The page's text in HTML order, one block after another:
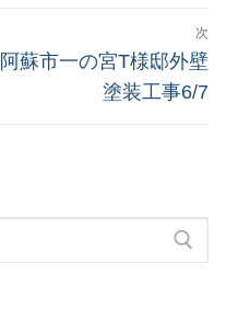
次
次
阿蘇市一の宮T様邸外壁
塗装工事6/7